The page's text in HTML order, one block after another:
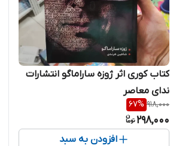
کتاب کوری اثر ژوزه ساراماگو انتشارات
ندای معاصر
918,000
67%
298,000
افزودن به سبد